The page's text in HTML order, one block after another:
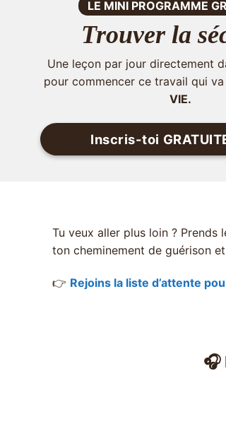
LE MINI PROGRAMME
Trouver la
Une leçon par jour directement
pour commencer ce travail qui
VIE.
Inscris-toi
Tu veux aller plus loin ?
ton cheminement de guérison
👉 Rejoins la liste d’attente
🎧